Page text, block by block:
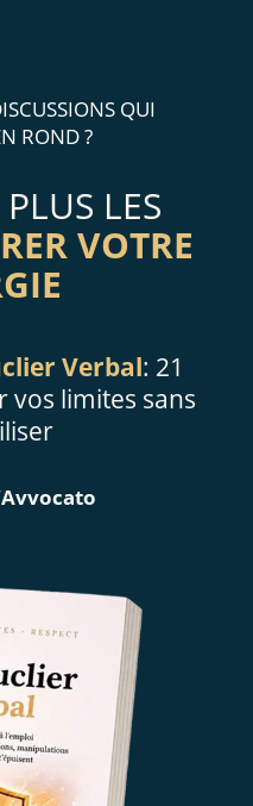
QUI
ROND ?
LES
VOTRE
Verbal: 21
vos limites sans